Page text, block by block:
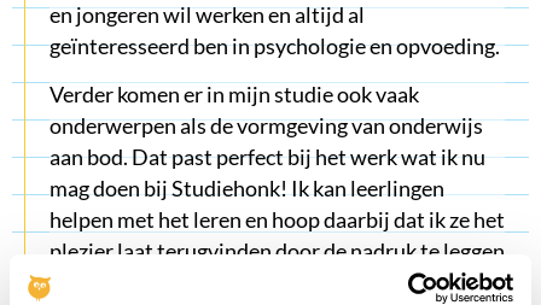
en jongeren wil werken en altijd al
geïnteresseerd ben in psychologie en opvoeding.
Verder komen er in mijn studie ook vaak
onderwerpen als de vormgeving van onderwijs
aan bod. Dat past perfect bij het werk wat ik nu
mag doen bij Studiehonk! Ik kan leerlingen
helpen met het leren en hoop daarbij dat ik ze het
plezier laat terugvinden door de nadruk te leggen
op dat wat er goed gaat. Ook al zit het wel eens